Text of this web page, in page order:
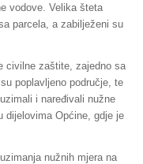
vodove. Velika šteta
parcela, a zabilježeni su
civilne zaštite, zajedno sa
poplavljeno područje, te
i naređivali nužne
dijelovima Općine, gdje je
nužnih mjera na